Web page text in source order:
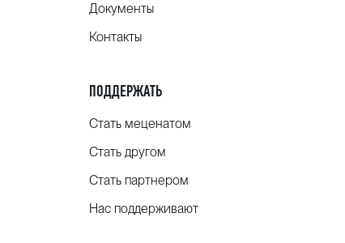
Документы
Контакты
ПОДДЕРЖАТЬ
Стать меценатом
Стать другом
Стать партнером
Нас поддерживают